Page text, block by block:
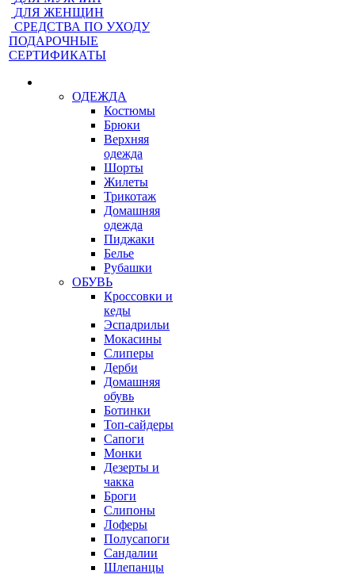
ДЛЯ ЖЕНЩИН
CРЕДСТВА ПО УХОДУ
ПОДАРОЧНЫЕ
СЕРТИФИКАТЫ
ОДЕЖДА
Костюмы
Брюки
Верхняя
одежда
Шорты
Жилеты
Трикотаж
Домашняя
одежда
Пиджаки
Белье
Рубашки
ОБУВЬ
Кроссовки и
кеды
Эспадрильи
Мокасины
Слиперы
Дерби
Домашняя
обувь
Ботинки
Топ-сайдеры
Сапоги
Монки
Дезерты и
чакка
Броги
Слипоны
Лоферы
Полусапоги
Сандалии
Шлепанцы